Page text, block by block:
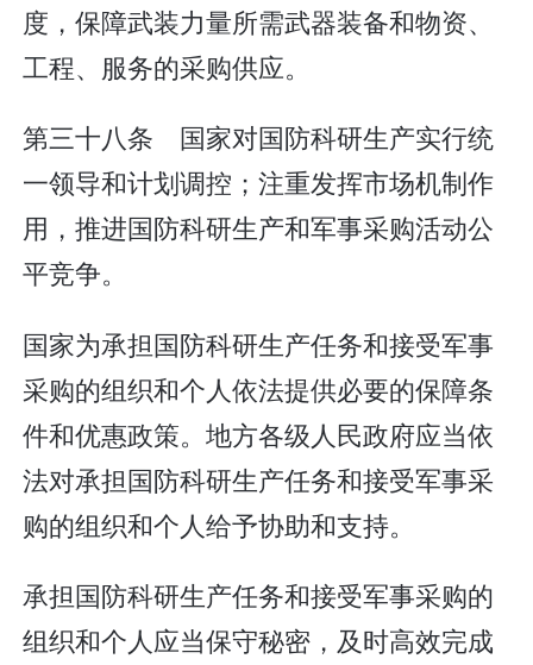
度，保障武装力量所需武器装备和物资、
工程、服务的采购供应。
第三十八条 国家对国防科研生产实行统
一领导和计划调控；注重发挥市场机制作
用，推进国防科研生产和军事采购活动公
平竞争。
国家为承担国防科研生产任务和接受军事
采购的组织和个人依法提供必要的保障条
件和优惠政策。地方各级人民政府应当依
法对承担国防科研生产任务和接受军事采
购的组织和个人给予协助和支持。
承担国防科研生产任务和接受军事采购的
组织和个人应当保守秘密，及时高效完成